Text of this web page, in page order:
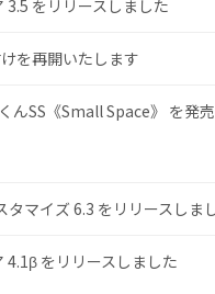
をリリースしました
を再開いたします
んSS《Small Space》 を発
マイズ 6.3 をリリースしま
をリリースしました